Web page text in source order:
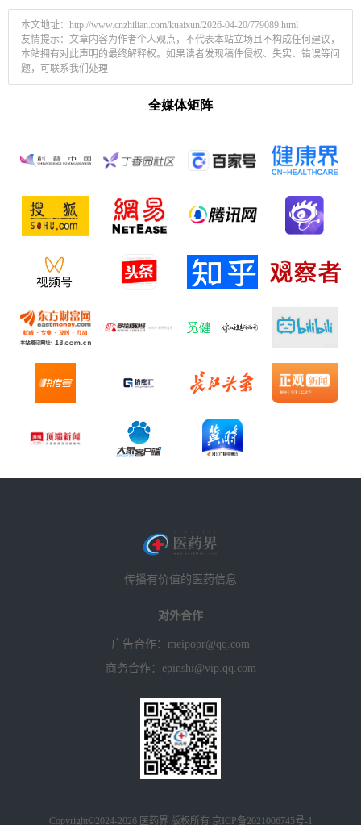
本文地址： http://www.cnzhilian.com/kuaixun/2026-04-20/779089.html
友情提示：文章内容为作者个人观点，不代表本站立场且不构成任何建议，
本站拥有对此声明的最终解释权。如果读者发现稿件侵权、失实、错误等问
题，可联系我们处理
传播有价值的医药信息
对外合作
广告合作：meipopr@qq.com
商务合作：epinshi@vip.qq.com
Copyright©2024-2026 医药界 版权所有 京ICP备2021006745号-1